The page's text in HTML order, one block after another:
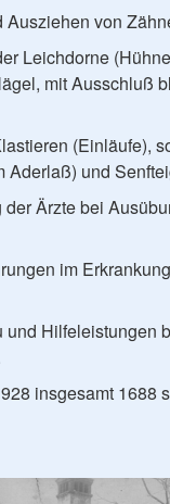
von
Leichdorne
mit Ausschluß
(Einläufe),
Aderlaß) und
Ärzte bei
im
und Hilfeleistungen
insgesamt 1688